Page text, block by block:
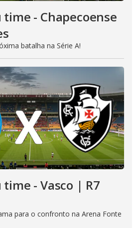
time - Chapecoense
batalha na Série A!
time - Vasco | R7
para o confronto na Arena Fonte